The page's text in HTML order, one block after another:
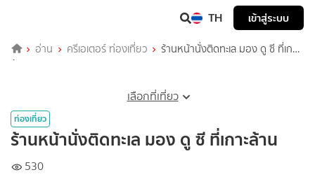
TH เข้าสู่ระบบ
อ่าน ครีเอเตอร์ ท่องเที่ยว
ร้านหน้านั่งติดทะเล มอง ดู ซี ที่เกาะ
ล้าน
เลือกที่เที่ยว
ท่องเที่ยว
ร้านหน้านั่งติดทะเล มอง ดู ซี ที่เกาะล้าน
530